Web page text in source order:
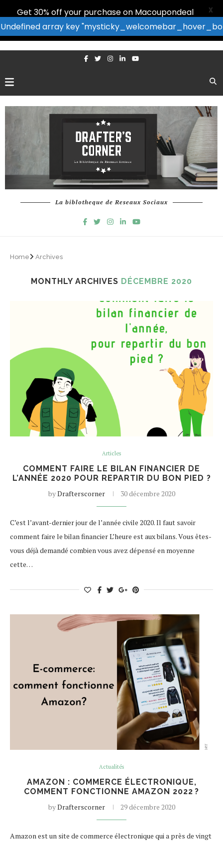
La biblotheque de Reseaux Sociaux
Home Archives
MONTHLY ARCHIVES DÉCEMBRE 2020
Articles
COMMENT FAIRE LE BILAN FINANCIER DE
L’ANNÉE 2020 POUR REPARTIR DU BON PIED ?
byDrafterscorner 30 décembre 2020
C’est l’avant-dernier jour de l’année civile 2020. Il faut savoir
comment faire le bilan financier L’heure est aux bilans. Vous êtes-
vous déjà demandé combien vous avez dépensé en moyenne
cette…
Actualités
AMAZON : COMMERCE ÉLECTRONIQUE,
COMMENT FONCTIONNE AMAZON 2022 ?
byDrafterscorner 29 décembre 2020
Amazon est un site de commerce électronique qui a près de vingt
Get 30% off your purchase on Macoupondeal
Undefined array key
X